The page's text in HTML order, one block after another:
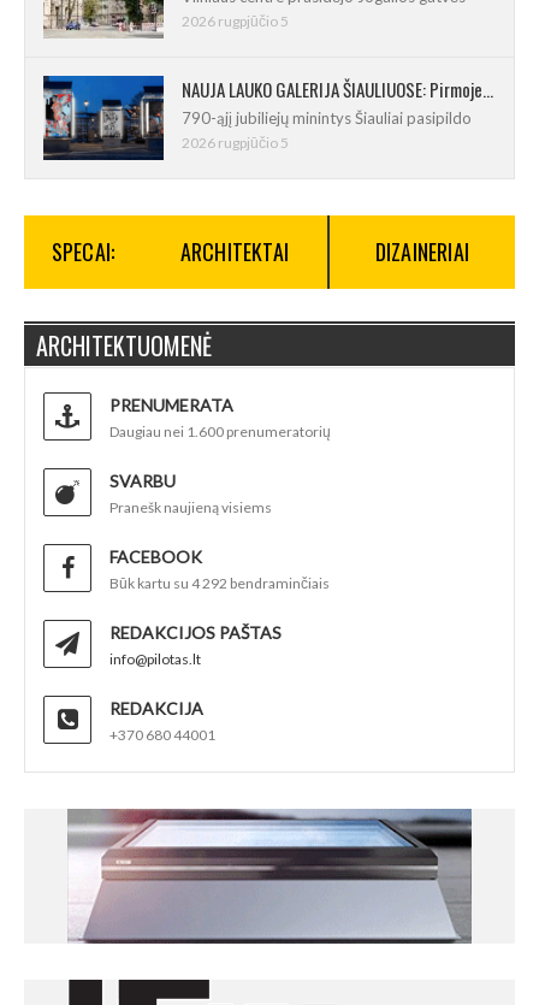
2026 rugpjūčio 5
NAUJA LAUKO GALERIJA ŠIAULIUOSE: Pirmoje ekspozicijoje – Eduardo Juchnevičiaus kūryba
790-ąjį jubiliejų minintys Šiauliai pasipildo
2026 rugpjūčio 5
SPECAI: ARCHITEKTAI DIZAINERIAI
ARCHITEKTUOMENĖ
PRENUMERATA
Daugiau nei 1.600 prenumeratorių
SVARBU
Pranešk naujieną visiems
FACEBOOK
Būk kartu su 4 292 bendraminčiais
REDAKCIJOS PAŠTAS
info@pilotas.lt
REDAKCIJA
+370 680 44001